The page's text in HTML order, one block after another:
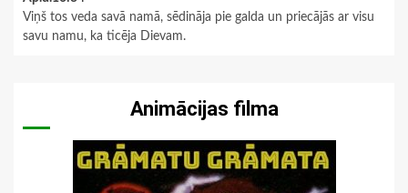
Viņš tos veda savā namā, sēdināja pie galda un priecājās ar visu
savu namu, ka ticēja Dievam.
Animācijas filma